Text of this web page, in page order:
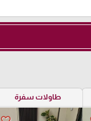
طاولات سفرة